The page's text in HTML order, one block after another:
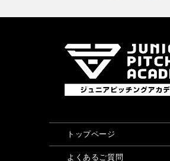
トップページ
よくあるご質問